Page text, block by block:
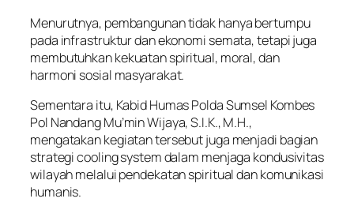
Menurutnya, pembangunan tidak hanya bertumpu
pada infrastruktur dan ekonomi semata, tetapi juga
membutuhkan kekuatan spiritual, moral, dan
harmoni sosial masyarakat.
Sementara itu, Kabid Humas Polda Sumsel Kombes
Pol Nandang Mu’min Wijaya, S.I.K., M.H.,
mengatakan kegiatan tersebut juga menjadi bagian
strategi cooling system dalam menjaga kondusivitas
wilayah melalui pendekatan spiritual dan komunikasi
humanis.